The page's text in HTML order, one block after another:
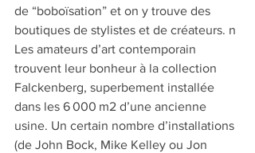
de “boboïsation” et on y trouve des
boutiques de stylistes et de créateurs. n
Les amateurs d’art contemporain
trouvent leur bonheur à la collection
Falckenberg, superbement installée
dans les 6 000 m2 d’une ancienne
usine. Un certain nombre d’installations
(de John Bock, Mike Kelley ou Jon